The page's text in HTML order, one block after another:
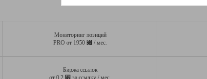
Мониторинг позиций
PRO от 1950 ⃏ / мес.
Биржа ссылок
от 0,2 ⃏ за ссылку / мес.